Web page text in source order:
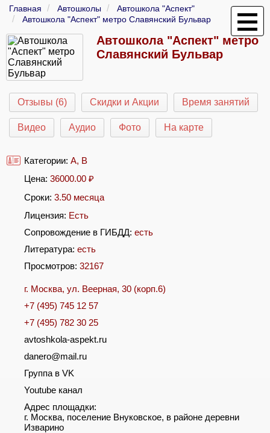
Главная Автошколы
Автошкола "Аспект"
Автошкола "Аспект" метро Славянский Бульвар
Автошкола "Аспект" метро
Славянский Бульвар
Отзывы (6) Скидки и Акции Время занятий
Видео Аудио Фото На карте
Категории: A, B
Цена: 36000.00 ₽
Сроки: 3.50 месяца
Лицензия: Есть
Сопровождение в ГИБДД: есть
Литература: есть
Просмотров: 32167
г. Москва, ул. Веерная, 30 (корп.6)
+7 (495) 745 12 57
+7 (495) 782 30 25
avtoshkola-aspekt.ru
danero@mail.ru
Группа в VK
Youtube канал
Адрес площадки:
г. Москва, поселение Внуковское, в районе деревни
Изварино